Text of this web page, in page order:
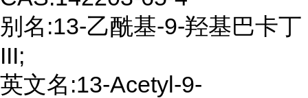
别名:13-乙酰基-9-羟基巴卡丁
III;
英文名:13-Acetyl-9-